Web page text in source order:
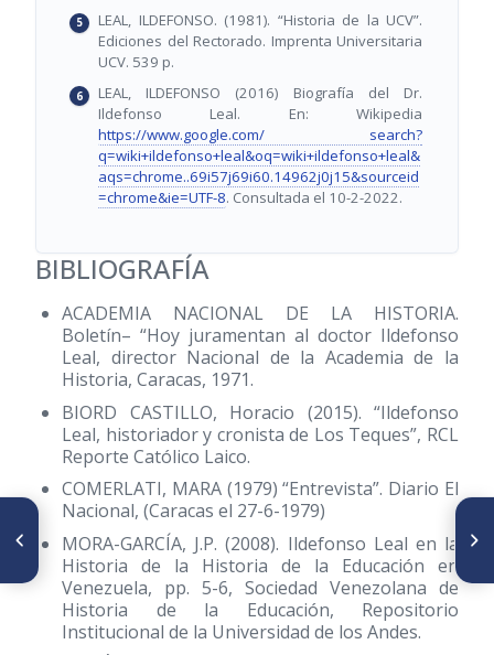
LEAL, ILDEFONSO. (1981). “Historia de la UCV”.
Ediciones del Rectorado. Imprenta Universitaria
UCV. 539 p.
LEAL, ILDEFONSO (2016) Biografía del Dr.
Ildefonso Leal. En: Wikipedia
https://www.google.com/ search?
q=wiki+ildefonso+leal&oq=wiki+ildefonso+leal&
aqs=chrome..69i57j69i60.14962j0j15&sourceid
=chrome&ie=UTF-8. Consultada el 10-2-2022.
BIBLIOGRAFÍA
ACADEMIA NACIONAL DE LA HISTORIA.
Boletín– “Hoy juramentan al doctor Ildefonso
Leal, director Nacional de la Academia de la
Historia, Caracas, 1971.
BIORD CASTILLO, Horacio (2015). “Ildefonso
Leal, historiador y cronista de Los Teques”, RCL
Reporte Católico Laico.
COMERLATI, MARA (1979) “Entrevista”. Diario El
Nacional, (Caracas el 27-6-1979)
MORA-GARCÍA, J.P.(2008). Ildefonso Leal en la
Historia de la Historia de la Educación en
Venezuela, pp. 5-6, Sociedad Venezolana de
Historia de la Educación, Repositorio
Institucional de la Universidad de los Andes.
ARTÍCULO ANTERIOR
La generación de 1928 y su
senda democratizadora
SIGUIENTE ARTÍCULO
Ciencia, milagros y fe. El
proceso para la beatificación
del Dr. José Gregorio
Hernández Cisneros